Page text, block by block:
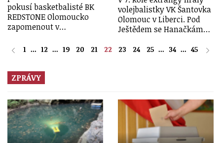
pokusí basketbalisté BK
REDSTONE Olomoucko
zapomenout v…
volejbalistky VK Šantovka
Olomouc v Liberci. Pod
Ještědem se Hanačkám…
1 ... 12 ... 19 20 21 22 23 24 25 ... 34 ... 45
ZPRÁVY